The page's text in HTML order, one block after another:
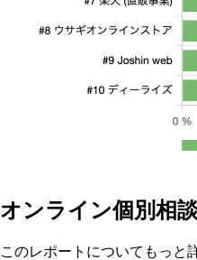
オンライン個別相
このレポートについてもっと